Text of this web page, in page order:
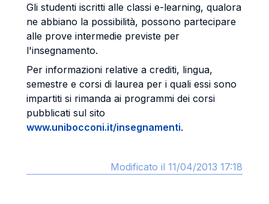
Gli studenti iscritti alle classi e-learning, qualora
ne abbiano la possibilità, possono partecipare
alle prove intermedie previste per
l'insegnamento.
Per informazioni relative a crediti, lingua,
semestre e corsi di laurea per i quali essi sono
impartiti si rimanda ai programmi dei corsi
pubblicati sul sito
www.unibocconi.it/insegnamenti.
Modificato il 11/04/2013 17:18